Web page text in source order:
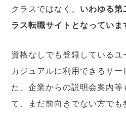
クラスではなく、 いわゆる第
ラス転職サイトとなっていま
資格なしでも登録しているユ
カジュアルに利用できるサー
た、企業からの説明会案内等
て、まだ前向きでない方でも